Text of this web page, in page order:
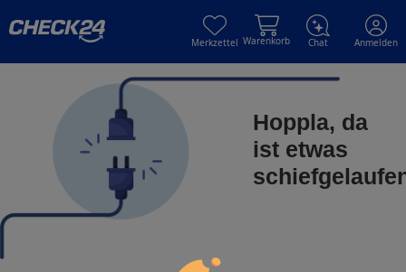
Merkzettel Warenkorb Chat Anmelden
Hoppla, da
ist etwas